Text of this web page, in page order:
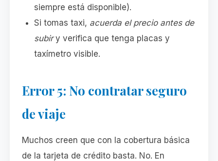
siempre está disponible).
Si tomas taxi, acuerda el precio antes de
subiry verifica que tenga placas y
taxímetro visible.
Error 5: No contratar seguro
de viaje
Muchos creen que con la cobertura básica
de la tarjeta de crédito basta. No. En